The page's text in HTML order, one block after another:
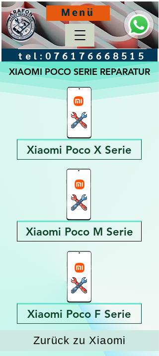
tel: 076176668515
Menü
XIAOMI POCO SERIE REPARATUR
Xiaomi Poco X Serie
Xiaomi Poco M Serie
Xiaomi Poco F Serie
Zurück zu Xiaomi